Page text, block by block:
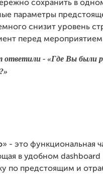
сохранить в
параметры
снизит уровень
перед
ответили - «Где Вы были
» - это функциональная
в удобном dashboard
по предстоящим и